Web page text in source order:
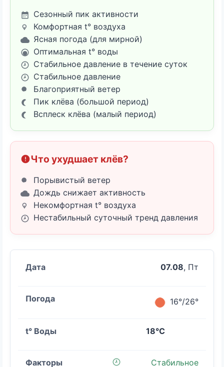
Сезонный пик активности
Комфортная t° воздуха
Ясная погода (для мирной)
Оптимальная t° воды
Стабильное давление в течение суток
Стабильное давление
Благоприятный ветер
Пик клёва (большой период)
Всплеск клёва (малый период)
Что ухудшает клёв?
Порывистый ветер
Дождь снижает активность
Некомфортная t° воздуха
Нестабильный суточный тренд давления
07.08, Пт
16°/26°
18°C
Стабильное